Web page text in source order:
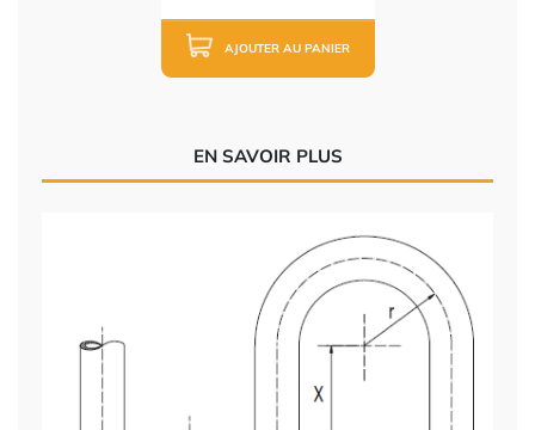
AJOUTER AU PANIER
EN SAVOIR PLUS